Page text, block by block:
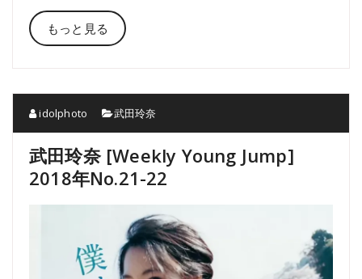
もっと見る
idolphoto 武田玲奈
武田玲奈 [Weekly Young Jump]
2018年No.21-22